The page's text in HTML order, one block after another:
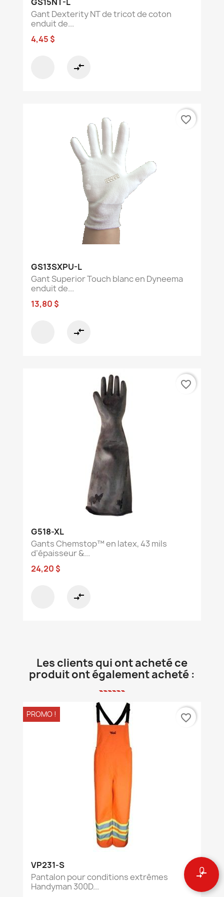
0
compare_arrows
Gant Dexterity NT de tricot de coton
enduit de...
4,45 $
compare_arrows
GS13SXPU-L
Gant Superior Touch blanc en Dyneema
enduit de...
13,80 $
compare_arrows
favorite_border
G518-XL
Gants Chemstop™ en latex, 43 mils
d’épaisseur &...
24,20 $
compare_arrows
favorite_border
Les clients qui ont acheté ce
produit ont également acheté :
VP231-S
Pantalon pour conditions extrêmes
Handyman 300D...
PROMO ! favorite_border